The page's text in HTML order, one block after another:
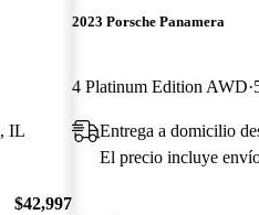
IL
$42,997
2023 Porsche Panamera
4 Platinum Edition AWD
Entrega a domicilio
El precio incluye